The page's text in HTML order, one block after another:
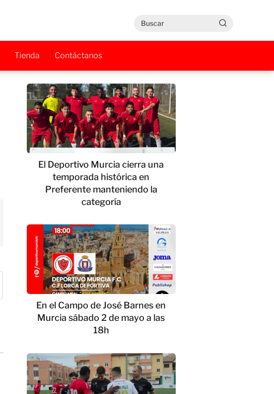
Tienda Contáctanos
El Deportivo Murcia cierra una
temporada histórica en
Preferente manteniendo la
categoría
En el Campo de José Barnes en
Murcia sábado 2 de mayo a las
18h